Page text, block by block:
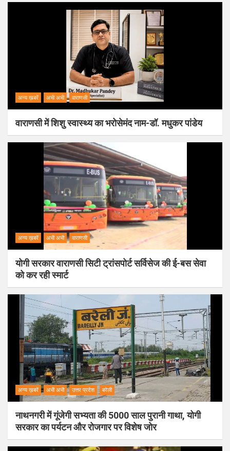
अन्य ख़बरें अभी अभी वाराणसी
वाराणसी में शिशु स्वास्थ्य का भरोसेमंद नाम-डॉ. मधुकर पांडेय
अन्य ख़बरें अभी अभी वाराणसी
योगी सरकार वाराणसी सिटी ट्रांसपोर्ट सर्विसेज की ई-बस सेवा
को कर रही स्मार्ट
अन्य ख़बरें अभी अभी उत्तर प्रदेश बरेली
नाथनगरी में गूंजेगी सभ्यता की 5000 साल पुरानी गाथा, योगी
सरकार का पर्यटन और रोजगार पर विशेष जोर